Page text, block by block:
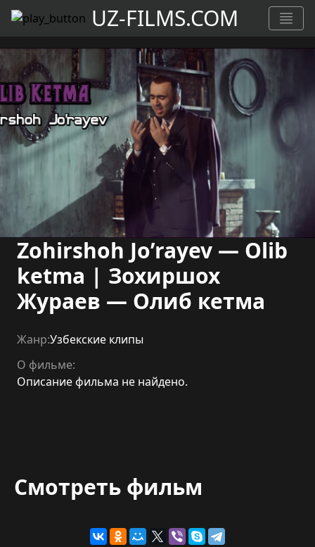
UZ-FILMS.COM
Zohirshoh Jo’rayev — Olib
ketma | Зохиршох
Жураев — Олиб кетма
Жанр:Узбекские клипы
О фильме:
Описание фильма не найдено.
Смотреть фильм